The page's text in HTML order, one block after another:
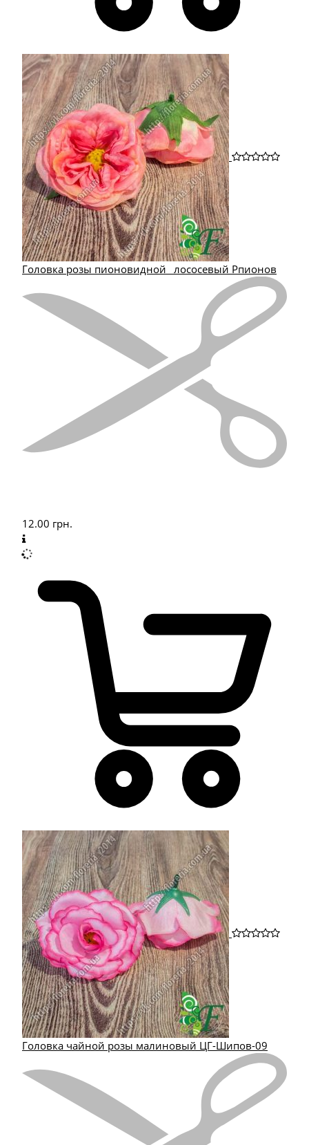
Головка розы пионовидной_ лососевый Рпионов
12.00 грн.
Головка чайной розы малиновый ЦГ-Шипов-09